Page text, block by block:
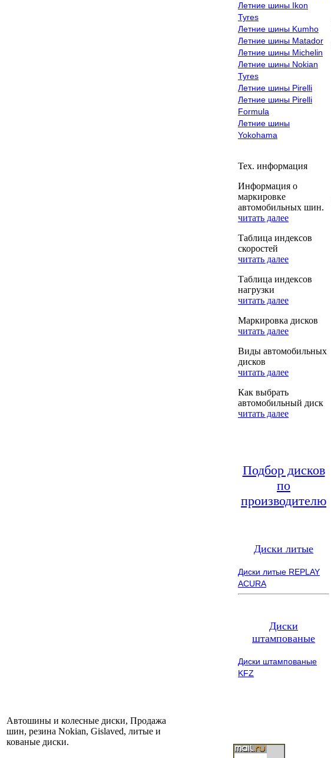
Летние шины Ikon
Tyres
Летние шины Kumho
Летние шины Matador
Летние шины Michelin
Летние шины Nokian
Tyres
Летние шины Pirelli
Летние шины Pirelli
Formula
Летние шины
Yokohama
Тех. информация
Информация о
маркировке
автомобильных шин.
читать далее
Таблица индексов
скоростей
читать далее
Таблица индексов
нагрузки
читать далее
Маркировка дисков
читать далее
Виды автомобильных
дисков
читать далее
Как выбрать
автомобильный диск
читать далее
Подбор дисков
по
производителю
Диски литые
Диски литые REPLAY
ACURA
Диски
штампованые
Диски штампованые
KFZ
Автошины и колесные диски, Продажа
шин, резина Nokian, Gislaved, литые и
кованые диски.